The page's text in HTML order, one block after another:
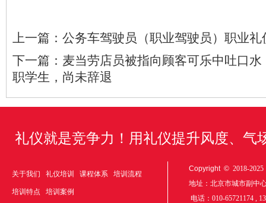
上一篇： 公务车驾驶员（职业驾驶员）职业
下一篇： 麦当劳店员被指向顾客可乐中吐口
职学生，尚未辞退
礼仪就是竞争力！用礼仪提升风度、气
关于我们 礼仪培训 课程体系 培训流程
培训特点 培训案例
Copyright © 2018-
地址：北京市城市副中
电话：010-65721174 ,